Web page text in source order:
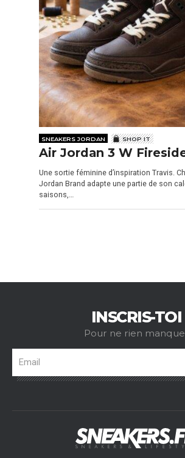
SNEAKERS JORDAN SHOP IT
Air Jordan 3 W
Une sortie féminine d’inspiration Travis.
Jordan Brand adapte une partie de son
saisons,…
INSCRIS-TOI
Pour ne rien